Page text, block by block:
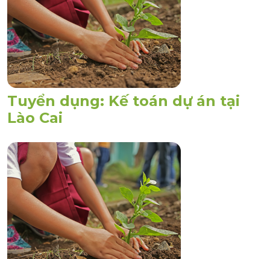
Tuyển dụng: Kế toán dự án tại
Lào Cai